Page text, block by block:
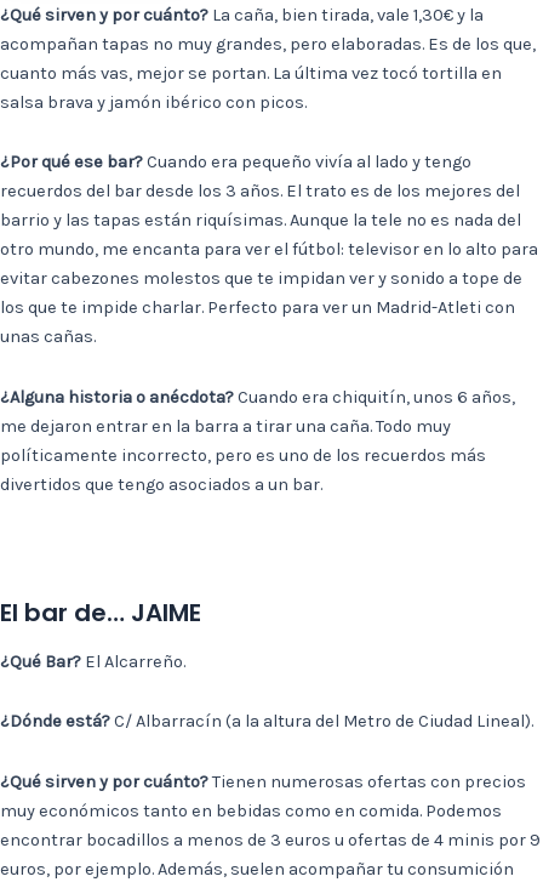
¿Qué sirven y por cuánto? La caña, bien tirada, vale 1,30€ y la
acompañan tapas no muy grandes, pero elaboradas. Es de los que,
cuanto más vas, mejor se portan. La última vez tocó tortilla en
salsa brava y jamón ibérico con picos.
¿Por qué ese bar?Cuando era pequeño vivía al lado y tengo
recuerdos del bar desde los 3 años. El trato es de los mejores del
barrio y las tapas están riquísimas. Aunque la tele no es nada del
otro mundo, me encanta para ver el fútbol: televisor en lo alto para
evitar cabezones molestos que te impidan ver y sonido a tope de
los que te impide charlar. Perfecto para ver un Madrid-Atleti con
unas cañas.
¿Alguna historia o anécdota?Cuando era chiquitín, unos 6 años,
me dejaron entrar en la barra a tirar una caña. Todo muy
políticamente incorrecto, pero es uno de los recuerdos más
divertidos que tengo asociados a un bar.
El bar de… JAIME
¿Qué Bar? El Alcarreño.
¿Dónde está?C/ Albarracín (a la altura del Metro de Ciudad Lineal).
¿Qué sirven y por cuánto?Tienen numerosas ofertas con precios
muy económicos tanto en bebidas como en comida. Podemos
encontrar bocadillos a menos de 3 euros u ofertas de 4 minis por 9
euros, por ejemplo. Además, suelen acompañar tu consumición